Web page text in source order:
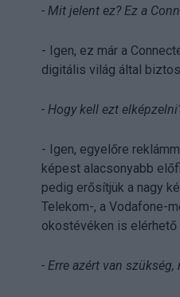
- Mit jelent ez? Ez a
- Igen, ez már a
digitális világ által
- Hogy kell ezt
- Igen, egyelőre
képest alacsonyabb
pedig erősítjük a nagy
Telekom-, a Vodafone-
okostévéken is elérhető
- Erre azért van